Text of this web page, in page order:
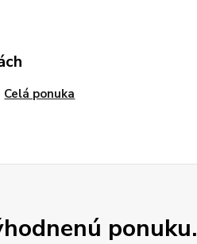
Celá ponuka
ponuku.